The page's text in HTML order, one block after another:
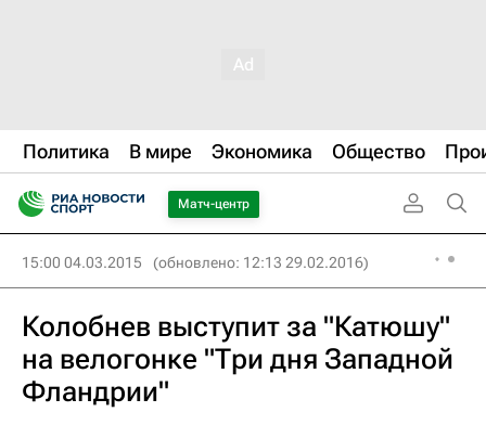
Политика В мире Экономика Общество
Матч-центр
15:00 04.03.2015 (обновлено: 12:13 29.02.2016)
Колобнев выступит за "Катюшу"
на велогонке "Три дня Западной
Фландрии"